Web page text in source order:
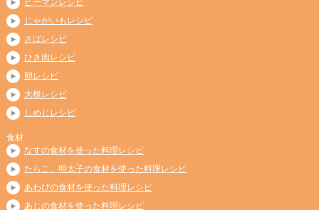
ピーマンレシピ
じゃがいもレシピ
さばレシピ
ひき肉レシピ
卵レシピ
大根レシピ
しめじレシピ
食材
なすの食材を使った料理レシピ
たらこ、明太子の食材を使った料理レシピ
あわびの食材を使った料理レシピ
あじの食材を使った料理レシピ